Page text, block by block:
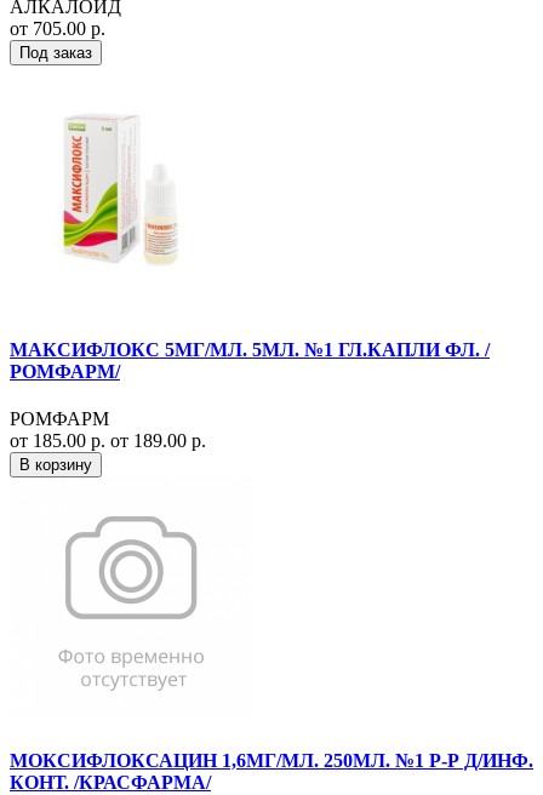
АЛКАЛОИД
от 705.00 р.
Под заказ
МАКСИФЛОКС 5МГ/МЛ. 5МЛ. №1 ГЛ.КАПЛИ ФЛ. /
РОМФАРМ/
РОМФАРМ
от 185.00 р. от 189.00 р.
В корзину
МОКСИФЛОКСАЦИН 1,6МГ/МЛ. 250МЛ. №1 Р-Р Д/ИНФ.
КОНТ. /КРАСФАРМА/